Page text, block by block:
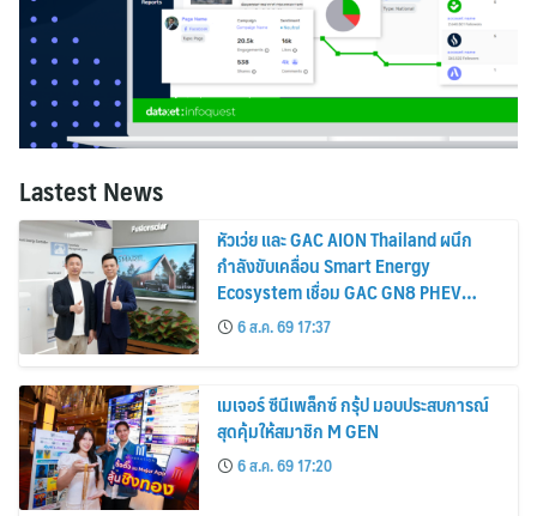
Lastest News
หัวเว่ย และ GAC AION Thailand ผนึก
กำลังขับเคลื่อน Smart Energy
Ecosystem เชื่อม GAC GN8 PHEV
รถยนต์ MPV ระดับพรีเมียม เข้ากับ
พลังงานแสงอาทิตย์ภายในบ้าน
6 ส.ค. 69 17:37
เมเจอร์ ซีนีเพล็กซ์ กรุ้ป มอบประสบการณ์
สุดคุ้มให้สมาชิก M GEN
6 ส.ค. 69 17:20